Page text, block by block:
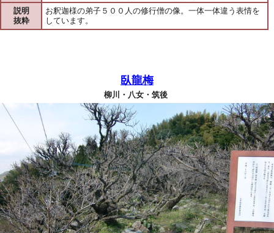
説明
抜粋
お釈迦様の弟子５００人の修行僧の像。一体一体違う表情を
しています。
臥龍梅
柳川・八女・筑後